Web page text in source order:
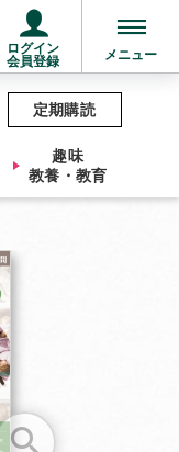
ログイン
会員登録
メニュー
趣味
教養・教育
定期購読